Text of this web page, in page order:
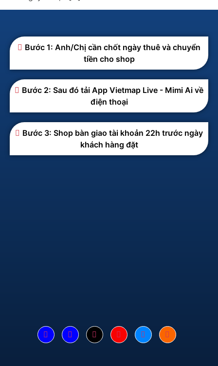
Bước 1: Anh/Chị cần chốt ngày thuê và chuyển
tiền cho shop
Bước 2: Sau đó tải App Vietmap Live - Mimi Ai về
điện thoại
Bước 3: Shop bàn giao tài khoản 22h trước ngày
khách hàng đặt